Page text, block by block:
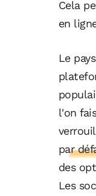
Cela
en
Le
l'on
par
des
Les